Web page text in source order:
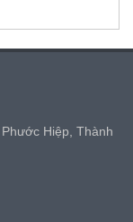
Hiệp, Thành